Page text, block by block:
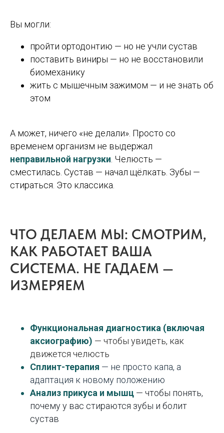
Вы могли:
пройти ортодонтию — но не учли сустав
поставить виниры — но не восстановили
биомеханику
жить с мышечным зажимом — и не знать об
этом
А может, ничего «не делали». Просто со
временем организм не выдержал
неправильной нагрузки . Челюсть —
сместилась. Сустав — начал щёлкать. Зубы —
стираться. Это классика.
ЧТО ДЕЛАЕМ МЫ: СМОТРИМ,
КАК РАБОТАЕТ ВАША
СИСТЕМА. НЕ ГАДАЕМ —
ИЗМЕРЯЕМ
Функциональная диагностика (включая
аксиографию) — чтобы увидеть, как
движется челюсть
Сплинт-терапия — не просто капа, а
адаптация к новому положению
Анализ прикуса и мышц — чтобы понять,
почему у вас стираются зубы и болит
сустав